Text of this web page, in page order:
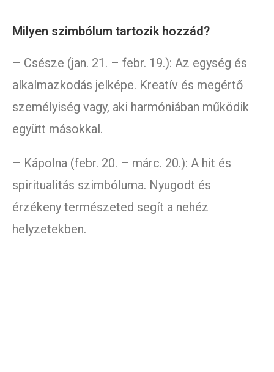
Milyen szimbólum tartozik hozzád?
– Csésze (jan. 21. – febr. 19.): Az egység és
alkalmazkodás jelképe. Kreatív és megértő
személyiség vagy, aki harmóniában működik
együtt másokkal.
– Kápolna (febr. 20. – márc. 20.): A hit és
spiritualitás szimbóluma. Nyugodt és
érzékeny természeted segít a nehéz
helyzetekben.